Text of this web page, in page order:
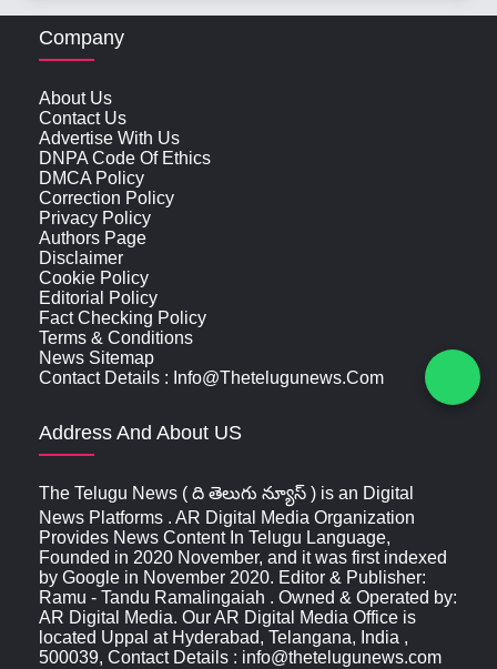
Company
About Us
Contact Us
Advertise With Us
DNPA Code Of Ethics
DMCA Policy
Correction Policy
Privacy Policy
Authors Page
Disclaimer
Cookie Policy
Editorial Policy
Fact Checking Policy
Terms & Conditions
News Sitemap
Contact Details : Info@thetelugunews.com
Address And About US
The Telugu News ( ది తెలుగు న్యూస్‌ ) is an Digital
News Platforms . AR Digital Media Organization
Provides News Content In Telugu Language,
Founded in 2020 November, and it was first indexed
by Google in November 2020. Editor & Publisher:
Ramu - Tandu Ramalingaiah . Owned & Operated by:
AR Digital Media. Our AR Digital Media Office is
located Uppal at Hyderabad, Telangana, India ,
500039, Contact Details : info@thetelugunews.com